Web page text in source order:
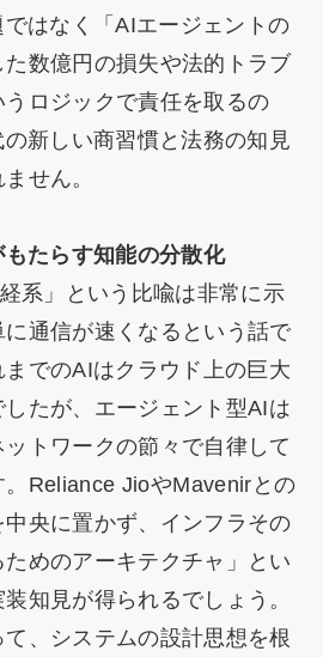
はなく「AIエージェントの
数億円の損失や法的トラブ
ロジックで責任を取るの
新しい商習慣と法務の知見
せん。
たらす知能の分散化
系」という比喩は非常に示
通信が速くなるという話で
でのAIはクラウド上の巨大
たが、エージェント型AIは
トワークの節々で自律して
Reliance JioやMavenirとの
央に置かず、インフラその
めのアーキテクチャ」とい
知見が得られるでしょう。
、システムの設計思想を根